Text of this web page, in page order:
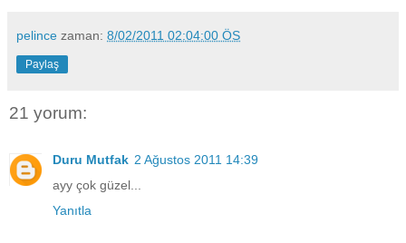
pelince zaman: 8/02/2011 02:04:00 ÖS
Paylaş
21 yorum:
Duru Mutfak 2 Ağustos 2011 14:39
ayy çok güzel...
Yanıtla